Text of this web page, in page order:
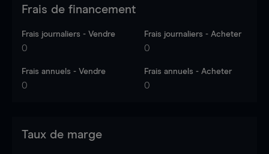
Frais de financement
Frais journaliers - Vendre
0
Frais journaliers - Acheter
0
Frais annuels - Vendre
0
Frais annuels - Acheter
0
Taux de marge